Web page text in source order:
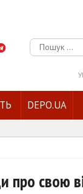
Пошук:
DEPO.UA
про свою